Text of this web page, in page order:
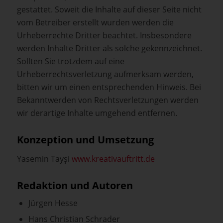
gestattet. Soweit die Inhalte auf dieser Seite nicht
vom Betreiber erstellt wurden werden die
Urheberrechte Dritter beachtet. Insbesondere
werden Inhalte Dritter als solche gekennzeichnet.
Sollten Sie trotzdem auf eine
Urheberrechtsverletzung aufmerksam werden,
bitten wir um einen entsprechenden Hinweis. Bei
Bekanntwerden von Rechtsverletzungen werden
wir derartige Inhalte umgehend entfernen.
Konzeption und Umsetzung
Yasemin Tayşi www.kreativauftritt.de
Redaktion und Autoren
Jürgen Hesse
Hans Christian Schrader